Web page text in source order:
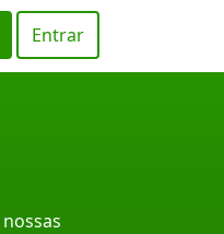
Entrar